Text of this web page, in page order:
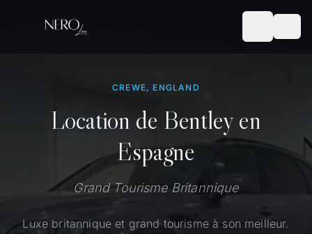
CREWE, ENGLAND
Location de Bentley en
Espagne
Grand Tourisme Britannique
Luxe britannique et grand tourisme à son meilleur.